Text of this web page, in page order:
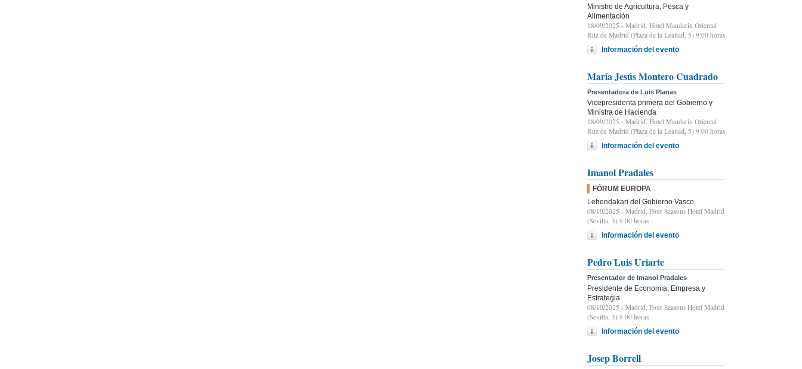
Ministro de Agricultura, Pesca y
Alimentación
18/09/2025 - Madrid, Hotel Mandarin Oriental
Ritz de Madrid (Plaza de la Lealtad, 5) 9:00 horas
Información del evento
María Jesús Montero Cuadrado
Presentadora de Luis Planas
Vicepresidenta primera del Gobierno y
Ministra de Hacienda
18/09/2025 - Madrid, Hotel Mandarin Oriental
Ritz de Madrid (Plaza de la Lealtad, 5) 9:00 horas
Información del evento
Imanol Pradales
FÓRUM EUROPA
Lehendakari del Gobierno Vasco
08/10/2025 - Madrid, Four Seasons Hotel Madrid
(Sevilla, 3) 9.00 horas
Información del evento
Pedro Luis Uriarte
Presentador de Imanol Pradales
Presidente de Economía, Empresa y
Estrategia
08/10/2025 - Madrid, Four Seasons Hotel Madrid
(Sevilla, 3) 9.00 horas
Información del evento
Josep Borrell